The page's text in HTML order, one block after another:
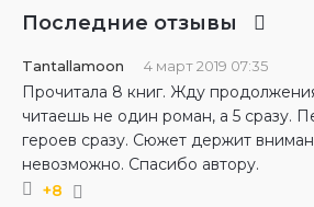
Последние отзывы
Tantallamoon 4 март 2019 07:35
Прочитала 8 книг. Жду
читаешь не один роман, а 5 сразу.
героев сразу. Сюжет держит
невозможно. Спасибо автору.
+8